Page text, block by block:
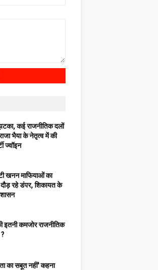
कई राजनीतिक दलों
भैया के नेतृत्व में की
ज्वॉइन
खनन माफियाओं का
रहे डंपर, शिकायत के
इतनी कमजोर राजनीतिक
का सबूत नहीं' कहना